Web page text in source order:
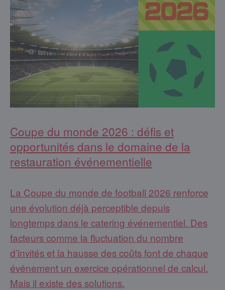
Coupe du monde 2026 : défis et
opportunités dans le domaine de la
restauration événementielle
La Coupe du monde de football 2026 renforce
une évolution déjà perceptible depuis
longtemps dans le catering événementiel. Des
facteurs comme la fluctuation du nombre
d’invités et la hausse des coûts font de chaque
événement un exercice opérationnel de calcul.
Mais il existe des solutions.